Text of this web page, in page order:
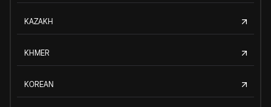
KAZAKH
KHMER
KOREAN